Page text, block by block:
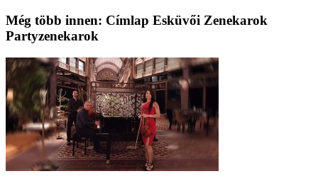
Még több innen: Címlap Esküvői Zenekarok
Partyzenekarok